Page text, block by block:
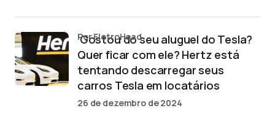
‘Gostou do seu aluguel do Tesla?
Quer ficar com ele? Hertz está
tentando descarregar seus
carros Tesla em locatários
por EletroHead
26 de dezembro de 2024